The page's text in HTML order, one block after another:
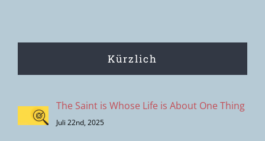
Kürzlich
The Saint is Whose Life is About One Thing
Juli 22nd, 2025